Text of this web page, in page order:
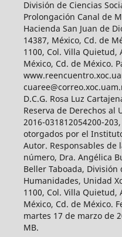
División de Ciencias
Prolongación Canal de
Hacienda San Juan de
14387, México, Cd. de
1100, Col. Villa Quietud,
México, Cd. de México.
D.C.G. Rosa Luz
Reserva de Derechos al
2016-031812054200-
otorgados por el
Autor. Responsables
número, Dra. Angélica
Beller Taboada, División
Humanidades, Unidad
1100, Col. Villa Quietud,
México, Cd. de México.
martes 17 de marzo de
MB.